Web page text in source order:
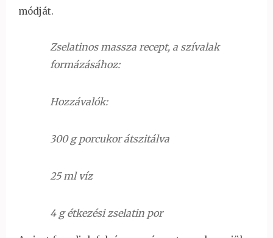
módját.
Zselatinos massza recept, a szívalak
formázásához:
Hozzávalók:
300 g porcukor átszitálva
25 ml víz
4 g étkezési zselatin por